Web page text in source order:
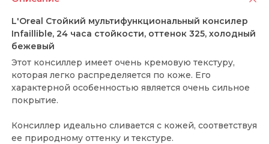
L'Oreal Стойкий мультифункциональный консилер
Infaillible, 24 часа стойкости, оттенок 325, холодный
бежевый
Этот консиллер имеет очень кремовую текстуру,
которая легко распределяется по коже. Его
характерной особенностью является очень сильное
покрытие.
Консиллер идеально сливается с кожей, соответствуя
ее природному оттенку и текстуре.